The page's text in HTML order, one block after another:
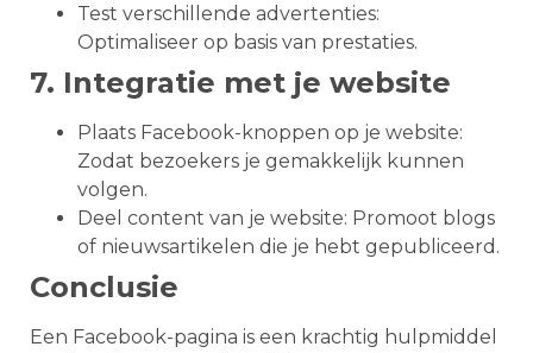
Test verschillende advertenties:
Optimaliseer op basis van prestaties.
7. Integratie met je website
Plaats Facebook-knoppen op je website:
Zodat bezoekers je gemakkelijk kunnen
volgen.
Deel content van je website: Promoot blogs
of nieuwsartikelen die je hebt gepubliceerd.
Conclusie
Een Facebook-pagina is een krachtig hulpmiddel